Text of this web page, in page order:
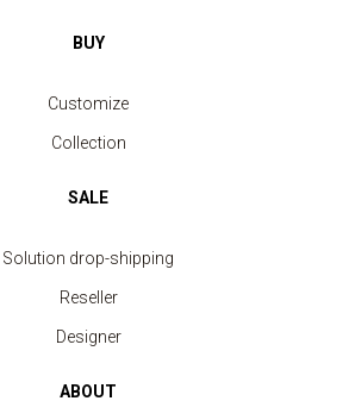
BUY
Customize
Collection
SALE
Solution drop-shipping
Reseller
Designer
ABOUT